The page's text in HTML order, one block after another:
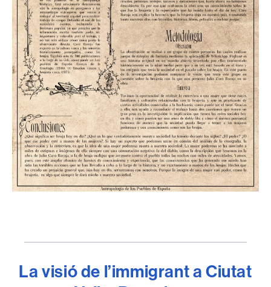
La visió de l’immigrant a Ciutat